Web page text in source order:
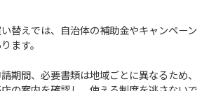
替えでは、自治体の補助金やキャンペーン
ます。
期間、必要書類は地域ごとに異なるため、